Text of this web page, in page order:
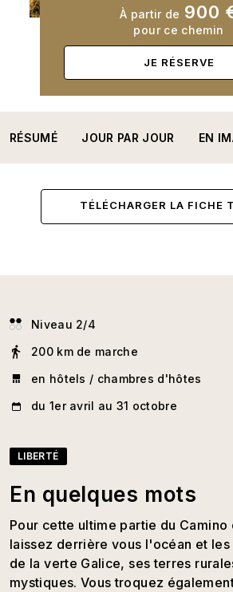
À partir de 900
pour ce chemin
JE RÉSERVE
RÉSUMÉ JOUR PAR JOUR EN
TÉLÉCHARGER LA FICHE
Niveau 2/4
200 km de marche
en hôtels / chambres d'hôtes
du 1er avril au 31 octobre
LIBERTÉ
En quelques mots
Pour cette ultime partie du
laissez derrière vous l'océan et
de la verte Galice, ses terres
mystiques. Vous troquez